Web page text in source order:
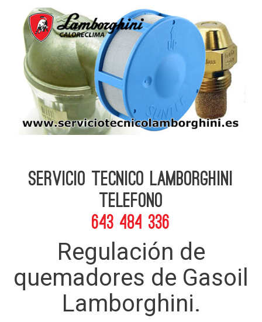
Servicio Tecnico Lamborghini
telefono
643 484 336
Regulación de
quemadores de Gasoil
Lamborghini.